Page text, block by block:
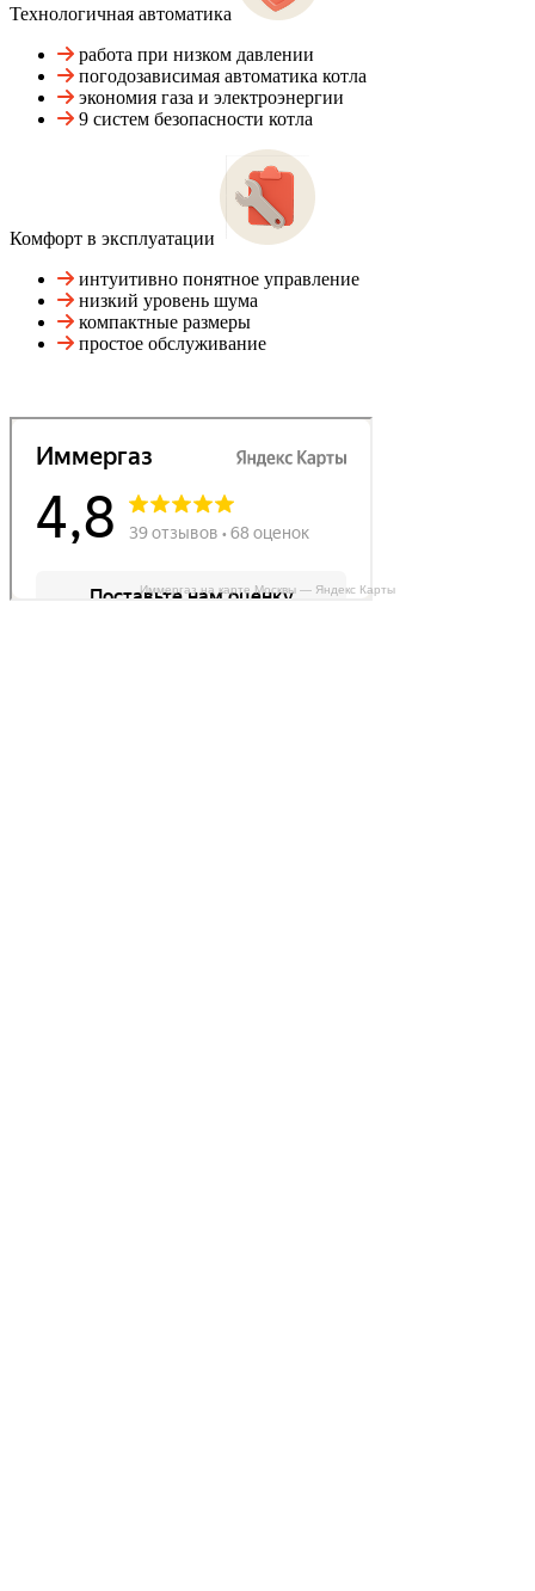
Технологичная автоматика
работа при низком давлении
погодозависимая автоматика котла
экономия газа и электроэнергии
9 систем безопасности котла
Комфорт в эксплуатации
интуитивно понятное управление
низкий уровень шума
компактные размеры
простое обслуживание
Иммергаз на карте Москвы — Яндекс Карты